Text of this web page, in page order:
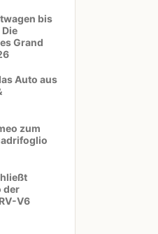
bis
Grand
Auto aus
zum
der
V6